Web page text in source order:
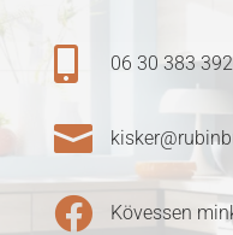
 06 30 383

 Kövessen